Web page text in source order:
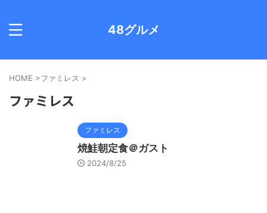
48グルメ
HOME >ファミレス >
ファミレス
ファミレス
焼鮭朝定食＠ガスト
2024/8/25